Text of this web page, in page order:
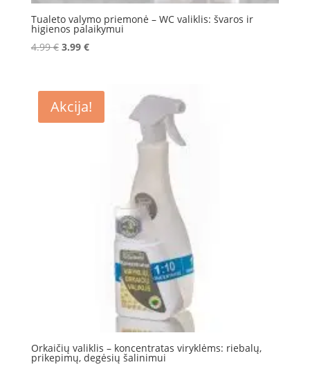
Tualeto valymo priemonė – WC valiklis: švaros ir
higienos palaikymui
4.99€ Original
4.99 €.
3.99 €Current
3.99 €.
Akcija!
Orkaičių valiklis – koncentratas viryklėms: riebalų,
prikepimų, degėsių šalinimui